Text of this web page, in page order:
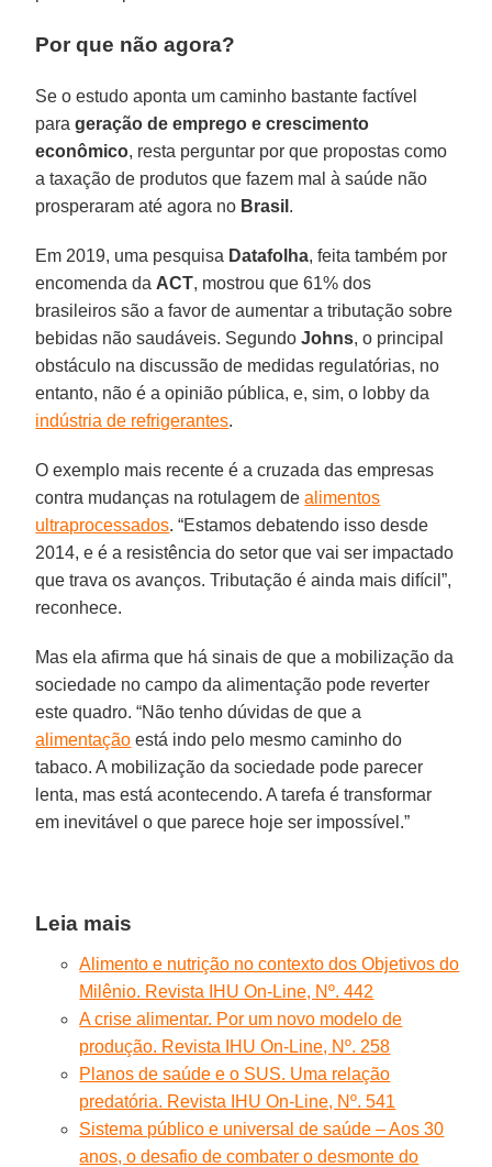
Por que não agora?
Se o estudo aponta um caminho bastante factível
parageração de emprego e crescimento
econômico, resta perguntar por que propostas como
a taxação de produtos que fazem mal à saúde não
prosperaram até agora no Brasil .
Em 2019, uma pesquisa Datafolha, feita também por
encomenda da ACT, mostrou que 61% dos
brasileiros são a favor de aumentar a tributação sobre
bebidas não saudáveis. SegundoJohns, o principal
obstáculo na discussão de medidas regulatórias, no
entanto, não é a opinião pública, e, sim, o lobby da
indústria de refrigerantes.
O exemplo mais recente é a cruzada das empresas
contra mudanças na rotulagem dealimentos
ultraprocessados. “Estamos debatendo isso desde
2014, e é a resistência do setor que vai ser impactado
que trava os avanços. Tributação é ainda mais difícil”,
reconhece.
Mas ela afirma que há sinais de que a mobilização da
sociedade no campo da alimentação pode reverter
este quadro. “Não tenho dúvidas de que a
alimentação está indo pelo mesmo caminho do
tabaco. A mobilização da sociedade pode parecer
lenta, mas está acontecendo. A tarefa é transformar
em inevitável o que parece hoje ser impossível.”
Leia mais
Alimento e nutrição no contexto dos Objetivos do
Milênio. Revista IHU On-Line, Nº. 442
A crise alimentar. Por um novo modelo de
produção. Revista IHU On-Line, Nº. 258
Planos de saúde e o SUS. Uma relação
predatória. Revista IHU On-Line, Nº. 541
Sistema público e universal de saúde – Aos 30
anos, o desafio de combater o desmonte do